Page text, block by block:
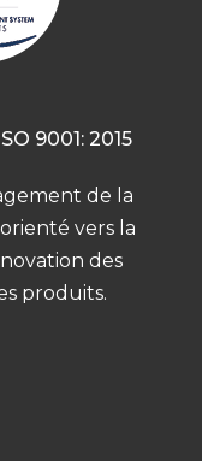
9001: 2015
de la
vers la
des
produits.